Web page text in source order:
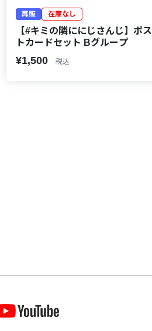
再販 在庫なし
【#キミの隣ににじさんじ】ポス
トカードセット Bグループ
¥1,500 税込